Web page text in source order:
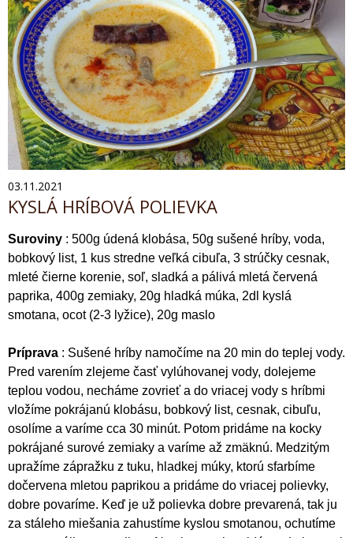
03.11.2021
KYSLÁ HRÍBOVÁ POLIEVKA
Suroviny : 500g údená klobása, 50g sušené hríby, voda,
bobkový list, 1 kus stredne veľká cibuľa, 3 strúčky cesnak,
mleté čierne korenie, soľ, sladká a pálivá mletá červená
paprika, 400g zemiaky, 20g hladká múka, 2dl kyslá
smotana, ocot (2-3 lyžice), 20g maslo
Príprava : Sušené hríby namočíme na 20 min do teplej vody.
Pred varením zlejeme časť vylúhovanej vody, dolejeme
teplou vodou, necháme zovrieť a do vriacej vody s hríbmi
vložíme pokrájanú klobásu, bobkový list, cesnak, cibuľu,
osolíme a varíme cca 30 minút. Potom pridáme na kocky
pokrájané surové zemiaky a varíme až zmäknú. Medzitým
upražíme zápražku z tuku, hladkej múky, ktorú sfarbíme
dočervena mletou paprikou a pridáme do vriacej polievky,
dobre povaríme. Keď je už polievka dobre prevarená, tak ju
za stáleho miešania zahustíme kyslou smotanou, ochutíme